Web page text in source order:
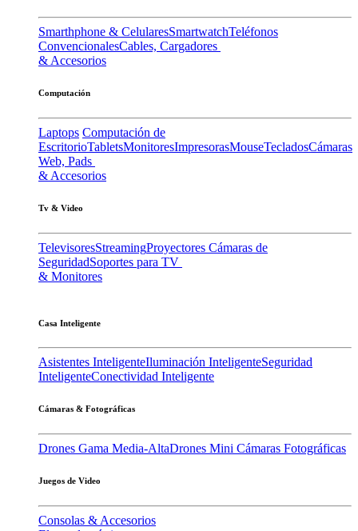
Smarthphone & CelularesSmartwatchTeléfonos
ConvencionalesCables, Cargadores
& Accesorios
Computación
Laptops Computación de
EscritorioTabletsMonitoresImpresorasMouseTecladosCámaras
Web, Pads
& Accesorios
Tv & Video
TelevisoresStreamingProyectores Cámaras de
SeguridadSoportes para TV
& Monitores
Casa Inteligente
Asistentes InteligenteIluminación InteligenteSeguridad
InteligenteConectividad Inteligente
Cámaras & Fotográficas
Drones Gama Media-AltaDrones Mini Cámaras Fotográficas
Juegos de Video
Consolas & Accesorios